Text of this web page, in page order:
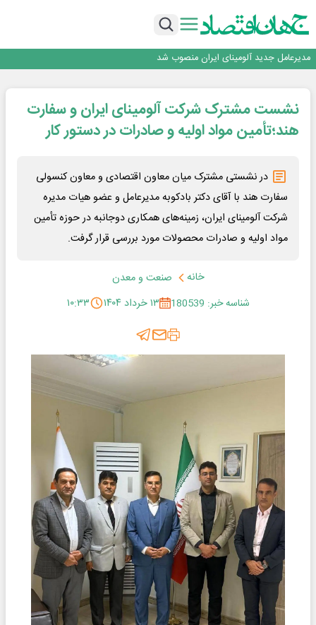
بازگشت فرش ماشینی به اصفهان پس از هفت سال؛ دو نمایشگاه تخصصی در شهر
مدیرعامل جدید آلومینای ایران منصوب شد
رونمایی فولاد غدیر نی ریز از سامانه ی « آقای پولاد»
بازگشت فرش ماشینی به اصفهان پس از هفت سال؛ دو نمایشگاه تخصصی در شهر
نمایشگاهی برگزار می‌شود
عرضه اولیه احیا استیل فولاد بافت
نشست مشترک شرکت آلومینای ایران و سفارت
هند؛تأمین مواد اولیه و صادرات در دستور کار
در نشستی مشترک میان معاون اقتصادی و معاون کنسولی
سفارت هند با آقای دکتر بادکوبه مدیرعامل و عضو هیات مدیره
شرکت آلومینای ایران، زمینه‌های همکاری دوجانبه در حوزه تأمین
مواد اولیه و صادرات محصولات مورد بررسی قرار گرفت.
خانه
صنعت و معدن
شناسه خبر: 180539
۱۳ خرداد ۱۴۰۴ ۱۰:۳۳